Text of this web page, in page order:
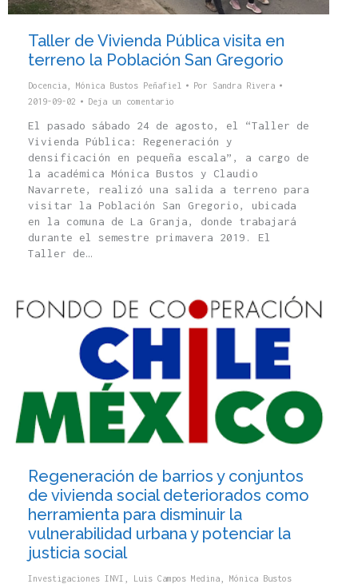
Taller de Vivienda Pública visita en
terreno la Población San Gregorio
Docencia Mónica Bustos Peñafiel Por Sandra Rivera
2019-09-02
Deja un comentario
El pasado sábado 24 de agosto, el “Taller de
Vivienda Pública: Regeneración y
densificación en pequeña escala”, a cargo de
la académica Mónica Bustos y Claudio
Navarrete, realizó una salida a terreno para
visitar la Población San Gregorio, ubicada
en la comuna de La Granja, donde trabajará
durante el semestre primavera 2019. El
Taller de…
Regeneración de barrios y conjuntos
de vivienda social deteriorados como
herramienta para disminuir la
vulnerabilidad urbana y potenciar la
justicia social
Investigaciones INVI Luis Campos Medina
Mónica Bustos